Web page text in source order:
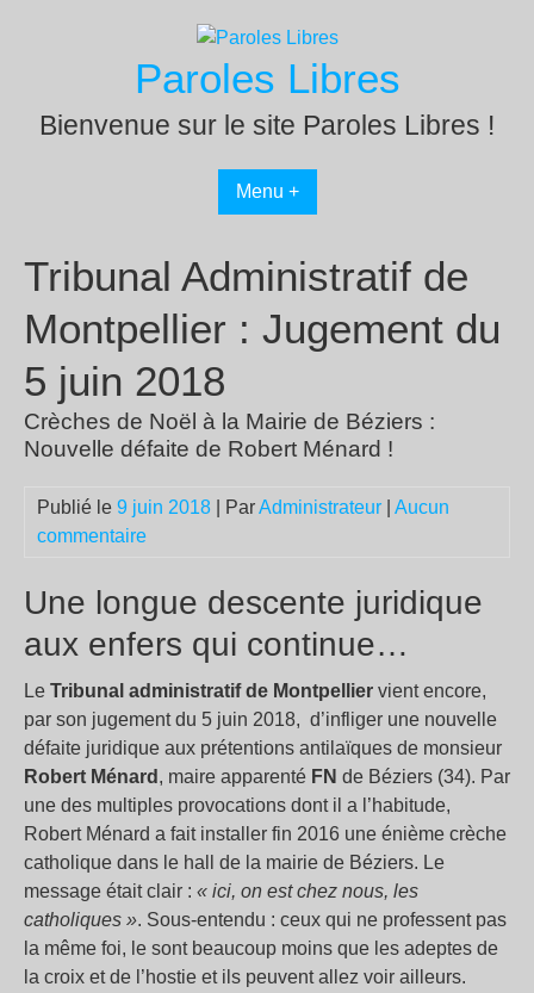
Paroles Libres
Bienvenue sur le site Paroles Libres !
Menu +
Tribunal Administratif de
Montpellier : Jugement du
5 juin 2018
Crèches de Noël à la Mairie de Béziers :
Nouvelle défaite de Robert Ménard !
Publié le 9 juin 2018 | ParAdministrateur
Aucun
commentaire
Une longue descente juridique
aux enfers qui continue…
Le Tribunal administratif de Montpellier vient encore,
par son jugement du 5 juin 2018, d’infliger une nouvelle
défaite juridique aux prétentions antilaïques de monsieur
Robert Ménard , maire apparenté FN de Béziers (34). Par
une des multiples provocations dont il a l’habitude,
Robert Ménard a fait installer fin 2016 une énième crèche
catholique dans le hall de la mairie de Béziers. Le
message était clair : « ici, on est chez nous, les
catholiques ». Sous-entendu : ceux qui ne professent pas
la même foi, le sont beaucoup moins que les adeptes de
la croix et de l’hostie et ils peuvent allez voir ailleurs.